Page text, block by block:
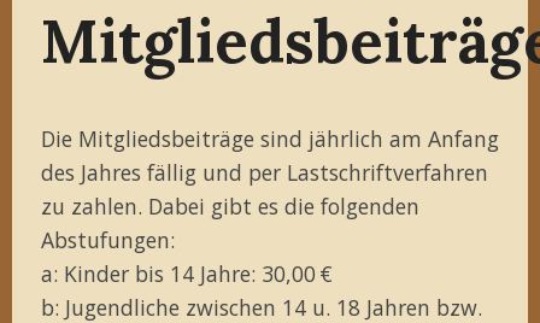
Die Mitgliedsbeiträge sind jährlich am Anfang
des Jahres fällig und per Lastschriftverfahren
zu zahlen. Dabei gibt es die folgenden
Abstufungen:
a: Kinder bis 14 Jahre: 30,00 €
b: Jugendliche zwischen 14 u. 18 Jahren bzw.